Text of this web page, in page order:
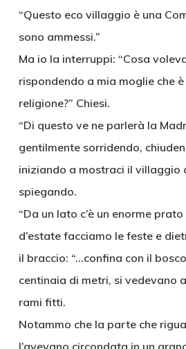
“Questo eco villaggio è una
sono ammessi.”
Ma io la interruppi: “Cosa
rispondendo a mia moglie che
religione?” Chiesi.
“Di questo ve ne parlerà la
gentilmente sorridendo,
iniziando a mostraci il villaggio
spiegando.
“Da un lato c’è un enorme
d’estate facciamo le feste e
il braccio: “…confina con il
centinaia di metri, si vedevano
rami fitti.
Notammo che la parte che
l’avevano circondata in un